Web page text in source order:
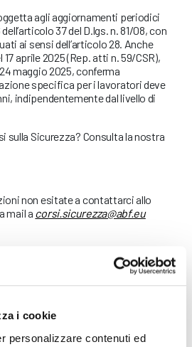
i cookie
personalizzare contenuti ed
agli aggiornamenti periodici
37 del D.lgs. n. 81/08, con
ai sensi dell’articolo 28. Anche
aprile 2025 (Rep. atti n. 59/CSR),
maggio 2025, conferma
specifica per i lavoratori deve
indipendentemente dal livello di
sulla Sicurezza? Consulta la nostra
non esitate a contattarci allo
mail a corsi.sicurezza@abf.eu